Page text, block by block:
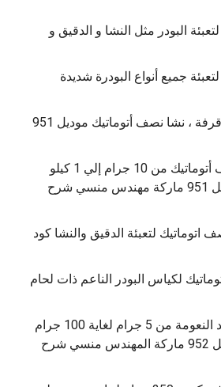
البودر مثل النشا و الدقيق و
جميع أنواع البودرة شديدة
ماكينة تعبئة سحلب ، قرفة ، نشا نصف أتوماتيك موديل 951
ماكينة تعبئة بودر نصف أتوماتيك من 10 جرام إلي 1 كيلو
بعبوات أو أكياس موديل 951 ماركة مهندس منسي شرح
اتوماتيك لتعبئة الدقيق والنشا كود
لكياس البودر الناعم ذات لحام
ماكينة تعبئة بودر شديد النعومة من 5 جرام لغاية 100 جرام
تصلح للبن البودر موديل 952 ماركة المهندس منسي شرح